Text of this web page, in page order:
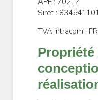
APE : 7021Z
Siret :
TVA intracom :